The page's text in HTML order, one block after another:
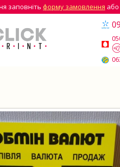
заповніть форму замовлення